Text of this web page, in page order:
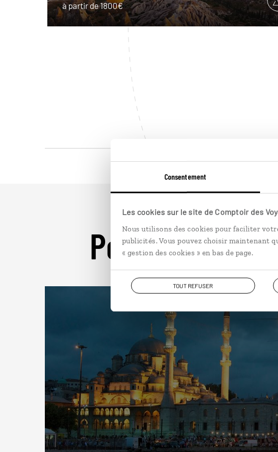
Consentement
Les cookies sur le site de Comptoir des
Nous utilisons des cookies pour faciliter
publicités. Vous pouvez choisir maintenant
« gestion des cookies » en bas de page.
TOUT REFUSER
à partir de 1800€
Pour aller